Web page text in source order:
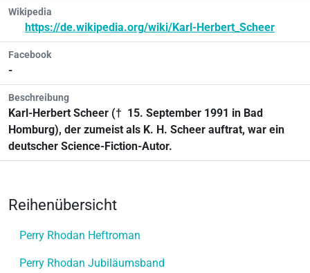
Wikipedia
https://de.wikipedia.org/wiki/Karl-Herbert_Scheer
Facebook
-
Beschreibung
Karl-Herbert Scheer († 15. September 1991 in Bad
Homburg), der zumeist als K. H. Scheer auftrat, war ein
deutscher Science-Fiction-Autor.
Reihenübersicht
Perry Rhodan Heftroman
Perry Rhodan Jubiläumsband